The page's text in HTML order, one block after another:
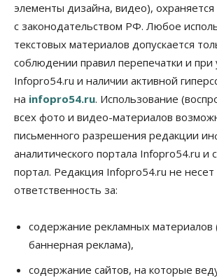
Недвижимость
Антон Рехтин: Вместе строим
10 Августа 2026, 13:15
Бизнес
Цены в ресторанах Новосибирска
10 Августа 2026, 13:00
Власть
Духовная и медицинская помощь:
церковь посетит 50 поселений
области
В Новосибирской области число дел
банкротстве с начала года выросло
10 Августа 2026, 12:00
элементы дизайна, видео), охраняется
с законодательством РФ. Любое
текстовых материалов допускается
соблюдении правил перепечатки и при
Infopro54.ru и наличии активной
на infopro54.ru. Использование
всех фото и видео-материалов
письменного разрешения редакции
аналитического портала Infopro54.ru и
портал. Редакция Infopro54.ru не несет
ответственность за:
содержание рекламных материалов
баннерная реклама),
содержание сайтов, на которые